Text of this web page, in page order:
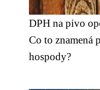
DPH na pivo
Co to znamená
hospody?